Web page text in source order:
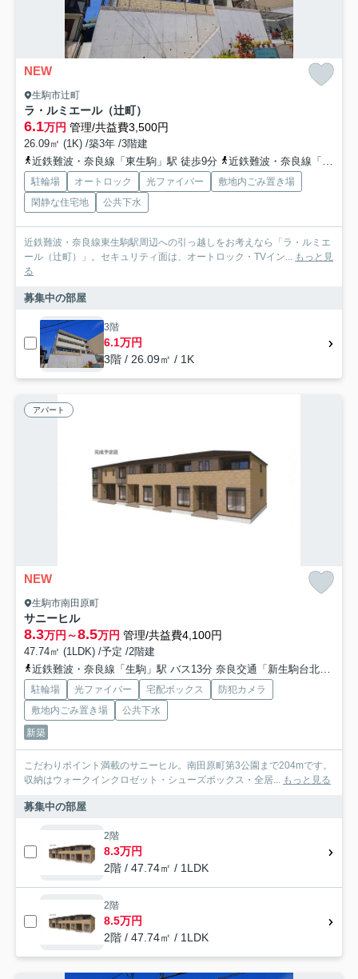
NEW
生駒市辻町
ラ・ルミエール（辻町）
6.1万円 管理/共益費3,500円
26.09㎡ (1K) /築3年 /3階建
近鉄難波・奈良線「東生駒」駅 徒歩9分
近鉄難波・奈良線「生駒」駅 徒歩18分
駐輪場 オートロック 光ファイバー
敷地内ごみ置き場
閑静な住宅地
公共下水
近鉄難波・奈良線東生駒駅周辺への引っ越しをお考えなら「ラ・ルミエ
ール（辻町）」。セキュリティ面は、オートロック・TVイン... もっと見
る
募集中の部屋
3階
6.1万円
3階 / 26.09㎡ / 1K
アパート
NEW
生駒市南田原町
サニーヒル
8.3万円～8.5万円 管理/共益費4,100円
47.74㎡ (1LDK) /予定 /2階建
近鉄難波・奈良線「生駒」駅 バス13分 奈良交通「新生駒台北口」 停歩6分
駐輪場 光ファイバー 宅配ボックス
防犯カメラ
敷地内ごみ置き場
公共下水
新築
こだわりポイント満載のサニーヒル。南田原町第3公園まで204mです。
収納はウォークインクロゼット・シューズボックス・全居... もっと見る
募集中の部屋
2階
8.3万円
2階 / 47.74㎡ / 1LDK
2階
8.5万円
2階 / 47.74㎡ / 1LDK